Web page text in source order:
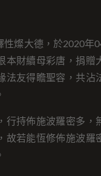
性燦大德，於2020年
本財續母彩唐，捐贈
法友得瞻聖容，共沾
行持佈施波羅密多，
故若能恆修佈施波羅